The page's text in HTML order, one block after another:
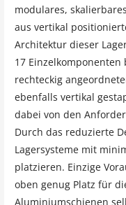
modulares,
aus vertikal
Architektur dieser
17
rechteckig
ebenfalls vertikal
dabei von den
Durch das reduzierte
Lagersysteme mit
platzieren. Einzige
oben genug Platz für
Aluminiumschienen